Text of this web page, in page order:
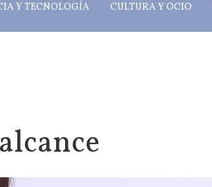
Y TECNOLOGÍA CULTURA Y OCIO